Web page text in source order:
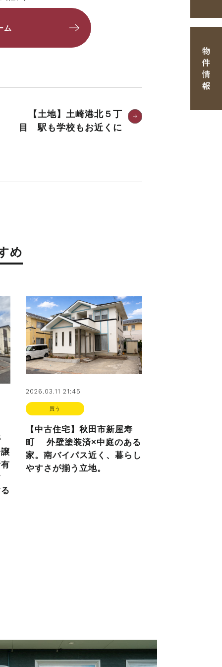
ム
【土地】土崎港北５丁
目 駅も学校もお近くに
め
2026.03.11 21:45
買う
【中古住宅】秋田市新屋寿
町 外壁塗装済×中庭のある
家。南バイパス近く、暮らし
やすさが揃う立地。